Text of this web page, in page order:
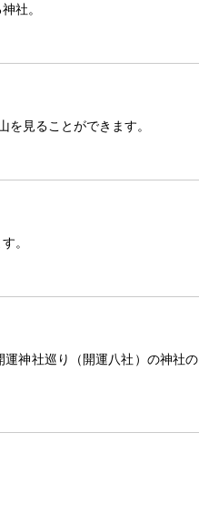
社。
見ることができます。
。
神社巡り（開運八社）の神社の